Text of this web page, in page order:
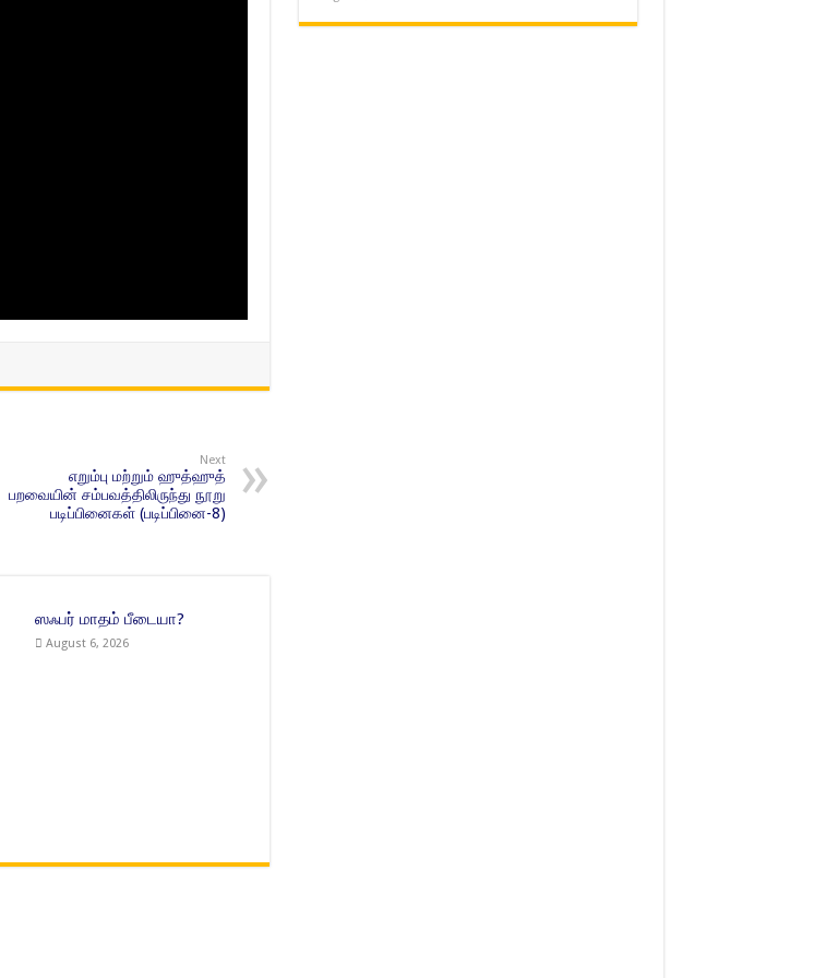
Next
எறும்பு மற்றும் ஹுத்ஹுத்
பறவையின் சம்பவத்திலிருந்து நூறு
படிப்பினைகள் (படிப்பினை-8)
ஸஃபர் மாதம் பீடையா?
August 6, 2026